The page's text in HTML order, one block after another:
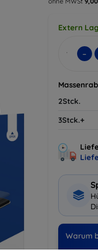
Extern
-
2Stck.
3Stck.+
Warum